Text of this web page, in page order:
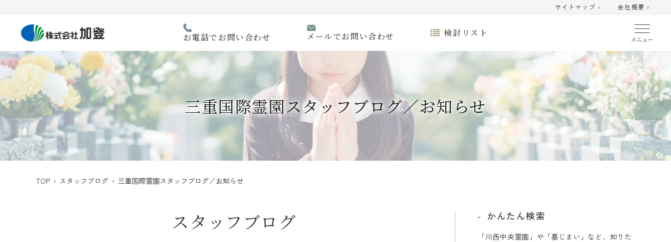
content
サイトマップ › 会社概要 ›
お電話でお問い合わせ メールでお問い合わせ 検討リスト
三重国際霊園スタッフブログ／お知らせ
TOP › スタッフブログ › 三重国際霊園スタッフブログ／お知らせ
スタッフブログ かんたん検索
「川西中央霊園」や「墓じまい」など、知りた